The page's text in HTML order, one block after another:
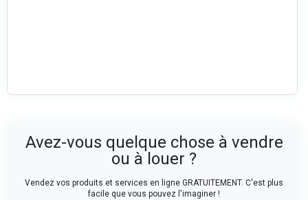
Avez-vous quelque chose à vendre
ou à louer ?
Vendez vos produits et services en ligne GRATUITEMENT. C'est plus
facile que vous pouvez l'imaginer !